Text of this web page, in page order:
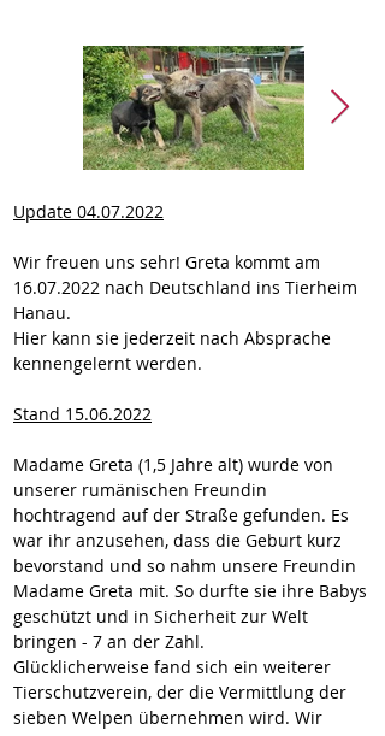
Update 04.07.2022
Wir freuen uns sehr! Greta kommt am
16.07.2022 nach Deutschland ins Tierheim
Hanau.
Hier kann sie jederzeit nach Absprache
kennengelernt werden.
Stand 15.06.2022
Madame Greta (1,5 Jahre alt) wurde von
unserer rumänischen Freundin
hochtragend auf der Straße gefunden. Es
war ihr anzusehen, dass die Geburt kurz
bevorstand und so nahm unsere Freundin
Madame Greta mit. So durfte sie ihre Babys
geschützt und in Sicherheit zur Welt
bringen - 7 an der Zahl.
Glücklicherweise fand sich ein weiterer
Tierschutzverein, der die Vermittlung der
sieben Welpen übernehmen wird. Wir